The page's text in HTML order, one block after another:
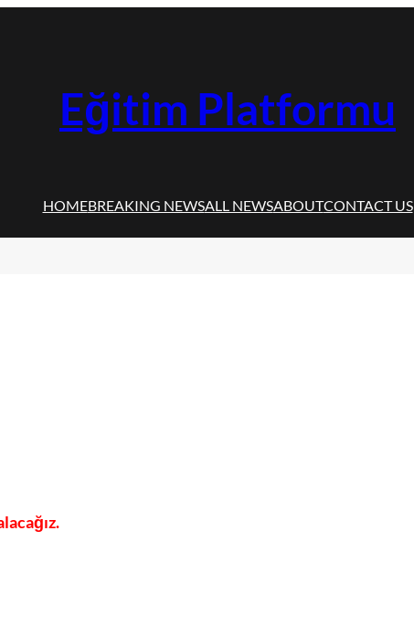
Eğitim Platformu
HOMEBREAKING NEWSALL NEWSABOUTCONTACT US